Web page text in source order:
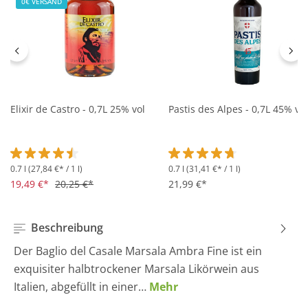
Elixir de Castro - 0,7L 25% vol
Durchschnittliche Bewertung von 4.5 von 5 Sternen
0.7 l (27,84 €* / 1 l)
19,49 €* 20,25 €*
Pastis des Alpes - 0,7L 45% vol
Durchschnittliche
0.7 l (31,41 €* / 1 l)
21,99 €*
Beschreibung
Der Baglio del Casale Marsala Ambra Fine ist ein
exquisiter halbtrockener Marsala Likörwein aus
Italien, abgefüllt in einer… Mehr